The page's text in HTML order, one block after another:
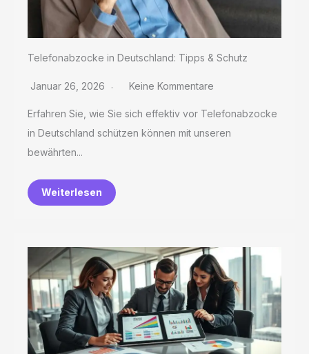
Telefonabzocke in Deutschland: Tipps & Schutz
Januar 26, 2026 Keine Kommentare
Erfahren Sie, wie Sie sich effektiv vor Telefonabzocke
in Deutschland schützen können mit unseren
bewährten...
Weiterlesen